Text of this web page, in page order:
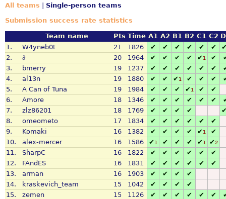
All teams
Single-person teams
Submission success rate statistics
Team name Pts Time A1 A2 B1 B2 C1 C2
1.
W4yneb0t 21 1826 ✔ ✔ ✔ ✔ ✔ ✔
2.
∂ 20 1964 ✔ ✔ ✔ ✔ ✔1 ✔
3.
bmerry 19 1237 ✔ ✔ ✔ ✔ ✔ ✔
4.
al13n 19 1880 ✔ ✔ ✔1 ✔ ✔ ✔
5.
A Can of Tuna 19 1984 ✔ ✔ ✔ ✔1 ✔
✔
6.
Amore 18 1346 ✔ ✔ ✔ ✔ ✔ ✔
7.
zlz86201 18 1769 ✔ ✔ ✔ ✔
8.
omeometo 17 1834 ✔ ✔ ✔ ✔ ✔
✔
9.
Komaki 16 1382 ✔ ✔ ✔ ✔ ✔1
✔
10.
alex-mercer 16 1586 ✔1 ✔ ✔ ✔ ✔1 ✔2
11. SharpC 16 1822 ✔ ✔ ✔ ✔ ✔
✔
12.
FAndES 16 1831 ✔ ✔ ✔ ✔ ✔
✔
13.
arman 16 1903 ✔ ✔ ✔
✔
14.
kraskevich_team 15 1042 ✔ ✔ ✔
✔
15.
zemen 15 1126 ✔ ✔ ✔ ✔ ✔ ✔